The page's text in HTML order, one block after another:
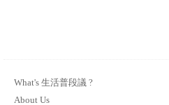
What's 生活普段議 ?
About Us